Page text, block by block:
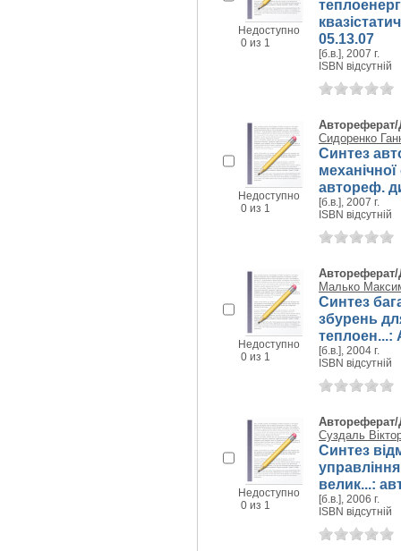
Недоступно
0 из 1
05.13.07
[б.в.], 2007 г.
ISBN відсутній
Недоступно
0 из 1
Автореферат/
Сидоренко
Синтез
автореф.
[б.в.], 2007 г.
ISBN відсутній
Недоступно
0 из 1
Автореферат/
Малько
Синтез
збурень
теплоен...:
[б.в.], 2004 г.
ISBN відсутній
Недоступно
0 из 1
Автореферат/
Суздаль
Синтез
велик...:
[б.в.], 2006 г.
ISBN відсутній